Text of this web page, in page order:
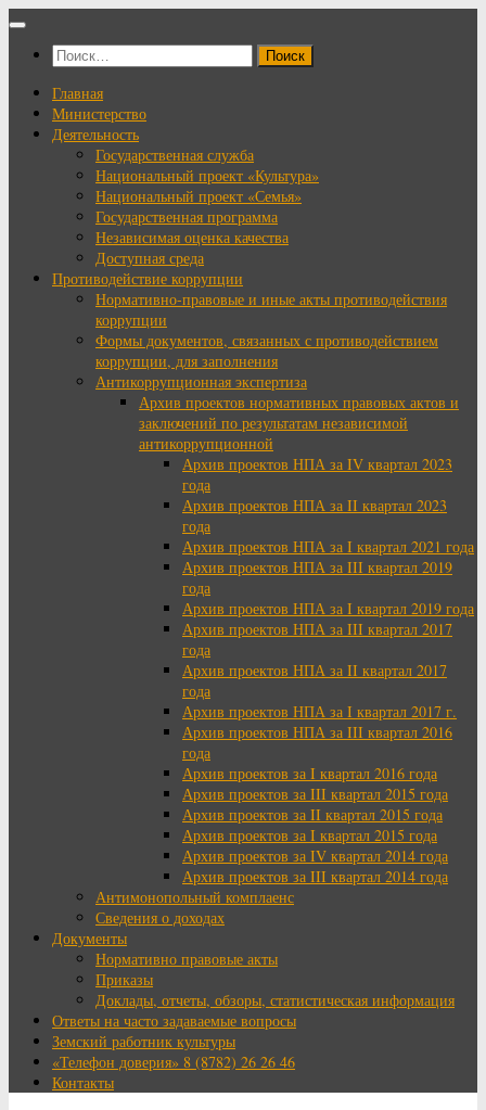
Перейти
содержимому
Найти:
Главная
Министерство
Деятельность
Государственная служба
Национальный проект «Культура»
Национальный проект «Семья»
Государственная программа
Независимая оценка качества
Доступная среда
Противодействие коррупции
Нормативно-правовые и иные акты противодействия
коррупции
Формы документов, связанных с противодействием
коррупции, для заполнения
Антикоррупционная экспертиза
Архив проектов нормативных правовых актов и
заключений по результатам независимой
антикоррупционной
Архив проектов НПА за IV квартал 2023
года
Архив проектов НПА за II квартал 2023
года
Архив проектов НПА за I квартал 2021 года
Архив проектов НПА за III квартал 2019
года
Архив проектов НПА за I квартал 2019 года
Архив проектов НПА за III квартал 2017
года
Архив проектов НПА за II квартал 2017
года
Архив проектов НПА за I квартал 2017 г.
Архив проектов НПА за III квартал 2016
года
Архив проектов за I квартал 2016 года
Архив проектов за III квартал 2015 года
Архив проектов за II квартал 2015 года
Архив проектов за I квартал 2015 года
Архив проектов за IV квартал 2014 года
Архив проектов за III квартал 2014 года
Антимонопольный комплаенс
Сведения о доходах
Документы
Нормативно правовые акты
Приказы
Доклады, отчеты, обзоры, статистическая информация
Ответы на часто задаваемые вопросы
Земский работник культуры
«Телефон доверия» 8 (8782) 26 26 46
Контакты